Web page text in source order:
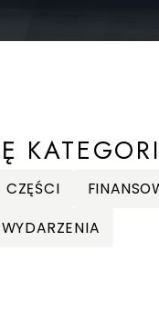
CZĘŚCI
WYDARZENIA